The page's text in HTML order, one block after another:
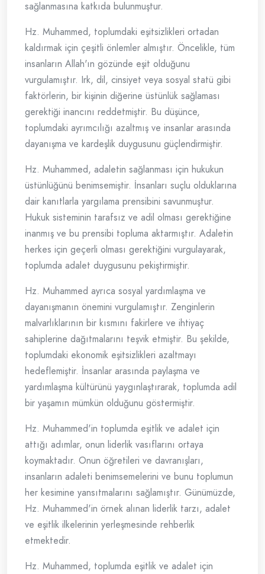
sağlanmasına katkıda bulunmuştur.
Hz. Muhammed, toplumdaki eşitsizlikleri ortadan
kaldırmak için çeşitli önlemler almıştır. Öncelikle, tüm
insanların Allah'ın gözünde eşit olduğunu
vurgulamıştır. Irk, dil, cinsiyet veya sosyal statü gibi
faktörlerin, bir kişinin diğerine üstünlük sağlaması
gerektiği inancını reddetmiştir. Bu düşünce,
toplumdaki ayrımcılığı azaltmış ve insanlar arasında
dayanışma ve kardeşlik duygusunu güçlendirmiştir.
Hz. Muhammed, adaletin sağlanması için hukukun
üstünlüğünü benimsemiştir. İnsanları suçlu olduklarına
dair kanıtlarla yargılama prensibini savunmuştur.
Hukuk sisteminin tarafsız ve adil olması gerektiğine
inanmış ve bu prensibi topluma aktarmıştır. Adaletin
herkes için geçerli olması gerektiğini vurgulayarak,
toplumda adalet duygusunu pekiştirmiştir.
Hz. Muhammed ayrıca sosyal yardımlaşma ve
dayanışmanın önemini vurgulamıştır. Zenginlerin
malvarlıklarının bir kısmını fakirlere ve ihtiyaç
sahiplerine dağıtmalarını teşvik etmiştir. Bu şekilde,
toplumdaki ekonomik eşitsizlikleri azaltmayı
hedeflemiştir. İnsanlar arasında paylaşma ve
yardımlaşma kültürünü yaygınlaştırarak, toplumda adil
bir yaşamın mümkün olduğunu göstermiştir.
Hz. Muhammed'in toplumda eşitlik ve adalet için
attığı adımlar, onun liderlik vasıflarını ortaya
koymaktadır. Onun öğretileri ve davranışları,
insanların adaleti benimsemelerini ve bunu toplumun
her kesimine yansıtmalarını sağlamıştır. Günümüzde,
Hz. Muhammed'in örnek alınan liderlik tarzı, adalet
ve eşitlik ilkelerinin yerleşmesinde rehberlik
etmektedir.
Hz. Muhammed, toplumda eşitlik ve adalet için